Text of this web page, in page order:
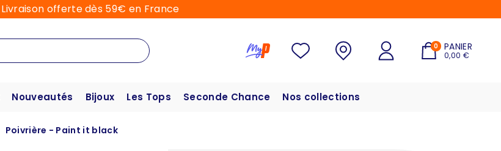
Livraison offerte dès 59€ en France
0 PANIER
0,00 €
Nouveautés Bijoux Les Tops Seconde Chance Nos collections
Poivrière - Paint it black